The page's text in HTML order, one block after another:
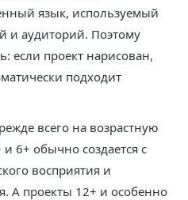
язык, используемый
и аудиторий. Поэтому
если проект нарисован,
подходит
всего на возрастную
6+ обычно создается с
восприятия и
А проекты 12+ и особенно